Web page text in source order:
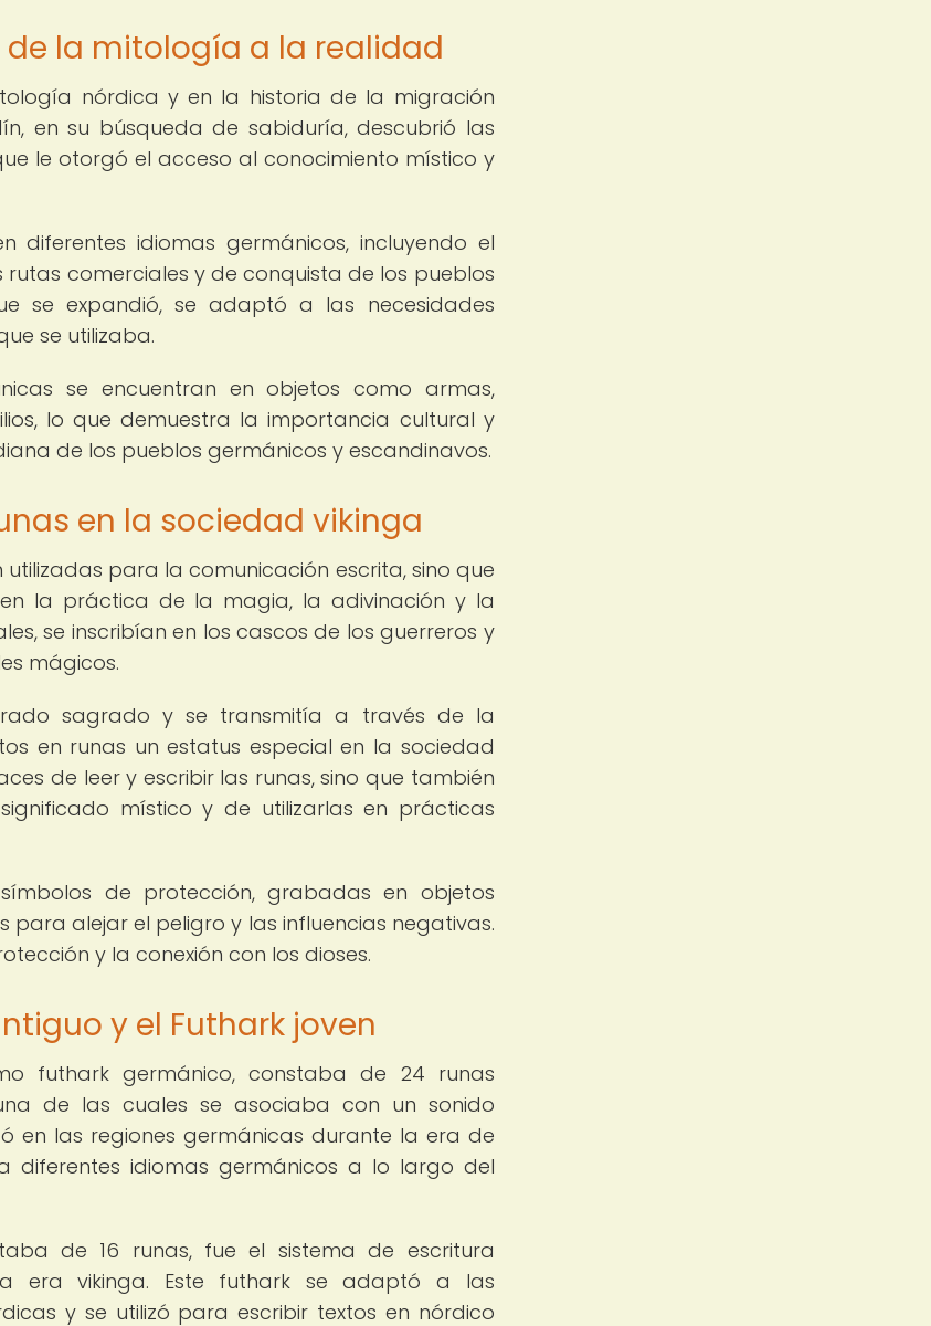
la mitología a la realidad
nórdica y en la historia de la migración
en su búsqueda de sabiduría, descubrió las
le otorgó el acceso al conocimiento místico y
diferentes idiomas germánicos, incluyendo el
comerciales y de conquista de los pueblos
se expandió, se adaptó a las necesidades
se utilizaba.
se encuentran en objetos como armas,
lo que demuestra la importancia cultural y
de los pueblos germánicos y escandinavos.
en la sociedad vikinga
para la comunicación escrita, sino que
la práctica de la magia, la adivinación y la
se inscribían en los cascos de los guerreros y
mágicos.
sagrado y se transmitía a través de la
en runas un estatus especial en la sociedad
de leer y escribir las runas, sino que también
místico y de utilizarlas en prácticas
de protección, grabadas en objetos
para alejar el peligro y las influencias negativas.
y la conexión con los dioses.
y el Futhark joven
futhark germánico, constaba de 24 runas
de las cuales se asociaba con un sonido
en las regiones germánicas durante la era de
diferentes idiomas germánicos a lo largo del
de 16 runas, fue el sistema de escritura
era vikinga. Este futhark se adaptó a las
y se utilizó para escribir textos en nórdico